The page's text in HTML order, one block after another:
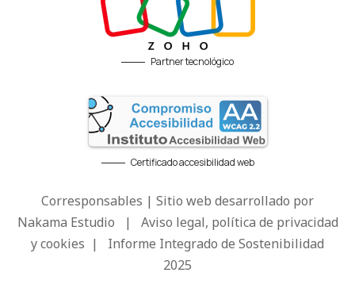
Partner tecnológico
Certificado accesibilidad web
Corresponsables | Sitio web desarrollado por
Nakama Estudio | Aviso legal, política de privacidad
y cookies | Informe Integrado de Sostenibilidad
2025